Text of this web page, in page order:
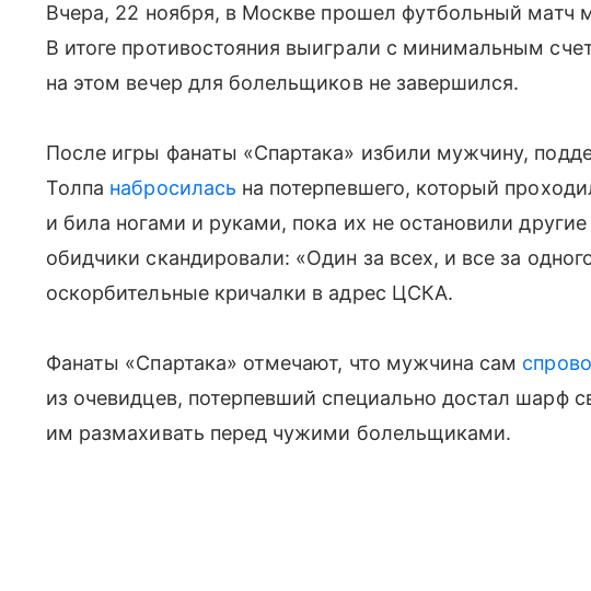
Вчера, 22 ноября, в Москве прошел футбольный
В итоге противостояния выиграли с минимальным
на этом вечер для болельщиков не завершился.
После игры фанаты «Спартака» избили мужчину,
Толпа набросилась на потерпевшего, который
и била ногами и руками, пока их не остановили
обидчики скандировали: «Один за всех, и все за
оскорбительные кричалки в адрес ЦСКА.
Фанаты «Спартака» отмечают, что мужчина сам
из очевидцев, потерпевший специально достал шарф
им размахивать перед чужими болельщиками.